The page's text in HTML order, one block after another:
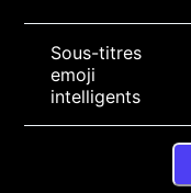
Sous-titres
emoji
intelligents